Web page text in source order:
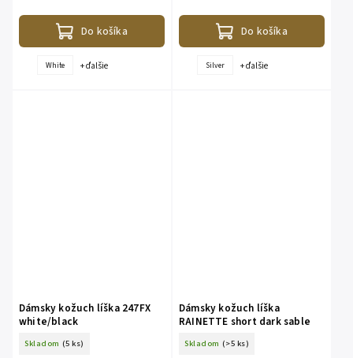
Do košíka
White + ďalšie
Do košíka
Silver + ďalšie
Dámsky kožuch líška 247FX
white/black
Skladom (5 ks)
Dámsky kožuch líška
RAINETTE short dark sable
Skladom (>5 ks)